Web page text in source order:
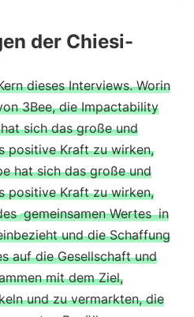
der Chiesi-
dieses Interviews. Worin
3Bee, die Impactability
sich das große und
positive Kraft zu wirken,
hat sich das große und
positive Kraft zu wirken,
gemeinsamen Wertes in
und die Schaffung
auf die Gesellschaft und
mit dem Ziel,
und zu vermarkten, die